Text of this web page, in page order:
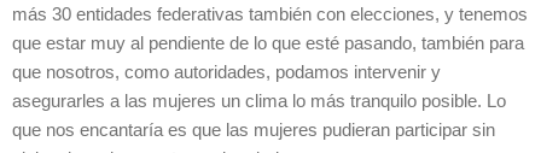
más 30 entidades federativas también con elecciones, y tenemos
que estar muy al pendiente de lo que esté pasando, también para
que nosotros, como autoridades, podamos intervenir y
asegurarles a las mujeres un clima lo más tranquilo posible. Lo
que nos encantaría es que las mujeres pudieran participar sin